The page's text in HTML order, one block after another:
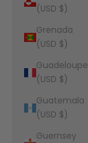
(USD $)
Grenada
(USD $)
Guadeloupe
(USD $)
Guatemala
(USD $)
Guernsey